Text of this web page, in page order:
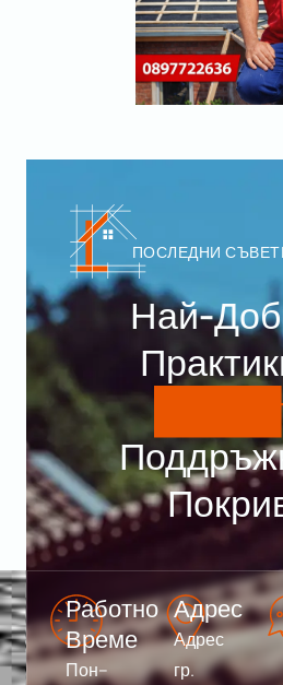
ПОСЛЕДНИ
Най-
Работно
Време
Пон–
Адрес
Адрес
гр.